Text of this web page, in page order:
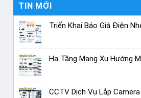
TIN MỚI
Triển Khai Báo Giá Điện
Hạ Tầng Mạng Xu Hướng
CCTV Dịch Vụ Lắp